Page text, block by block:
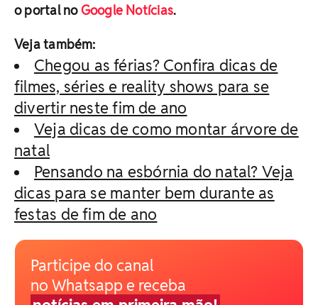
o portal noGoogle Notícias.
Veja também:
Chegou as férias? Confira dicas de
filmes, séries e reality shows para se
divertir neste fim de ano
Veja dicas de como montar árvore de
natal
Pensando na esbórnia do natal? Veja
dicas para se manter bem durante as
festas de fim de ano
Participe do canal
no Whatsapp e receba